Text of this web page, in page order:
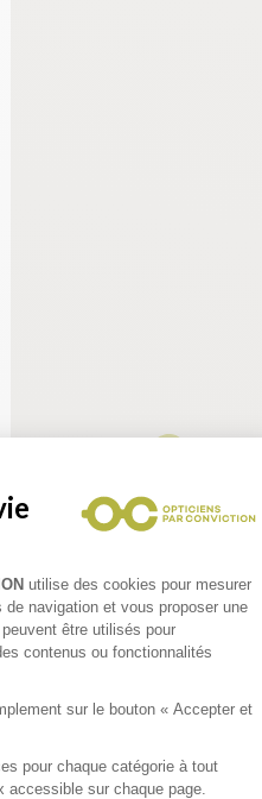
du
utilise des cookies pour mesurer
de navigation et vous proposer une
être utilisés pour
contenus ou fonctionnalités
sur le bouton « Accepter et
pour chaque catégorie à tout
sur chaque page.